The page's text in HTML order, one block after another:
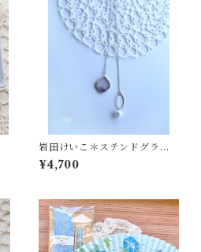
岩田けいこ＊ステンドグラス
Loopチェーンパール付ネック
レス - ひし形 -
¥4,700